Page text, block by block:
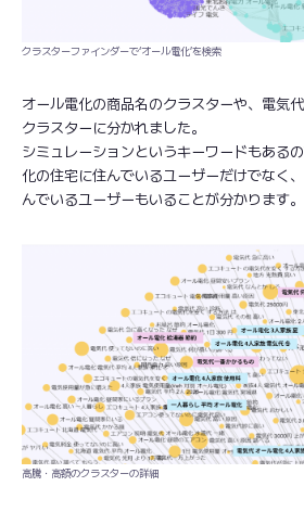
クラスターファインダーで‘オール電化’を検索
オール電化の商品名のクラスターや、電気
クラスターに分かれました。
シミュレーションというキーワードもある
化の住宅に住んでいるユーザーだけでなく
んでいるユーザーもいることが分かります。
高騰・高額のクラスターの詳細